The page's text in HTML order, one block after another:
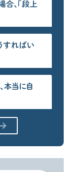
、「段上
すればい
本当に自